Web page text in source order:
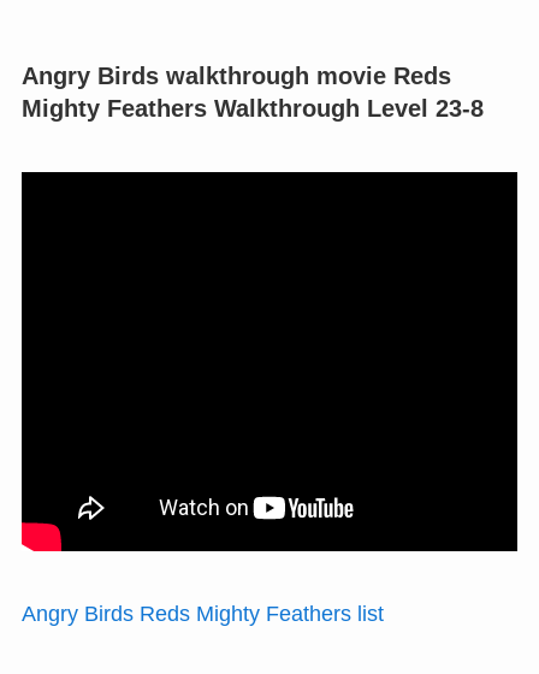
Angry Birds walkthrough movie Reds
Mighty Feathers Walkthrough Level 23-8
Angry Birds Reds Mighty Feathers list